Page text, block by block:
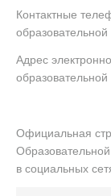
Контактные
Адрес
образовательной
Официальная
в социальных